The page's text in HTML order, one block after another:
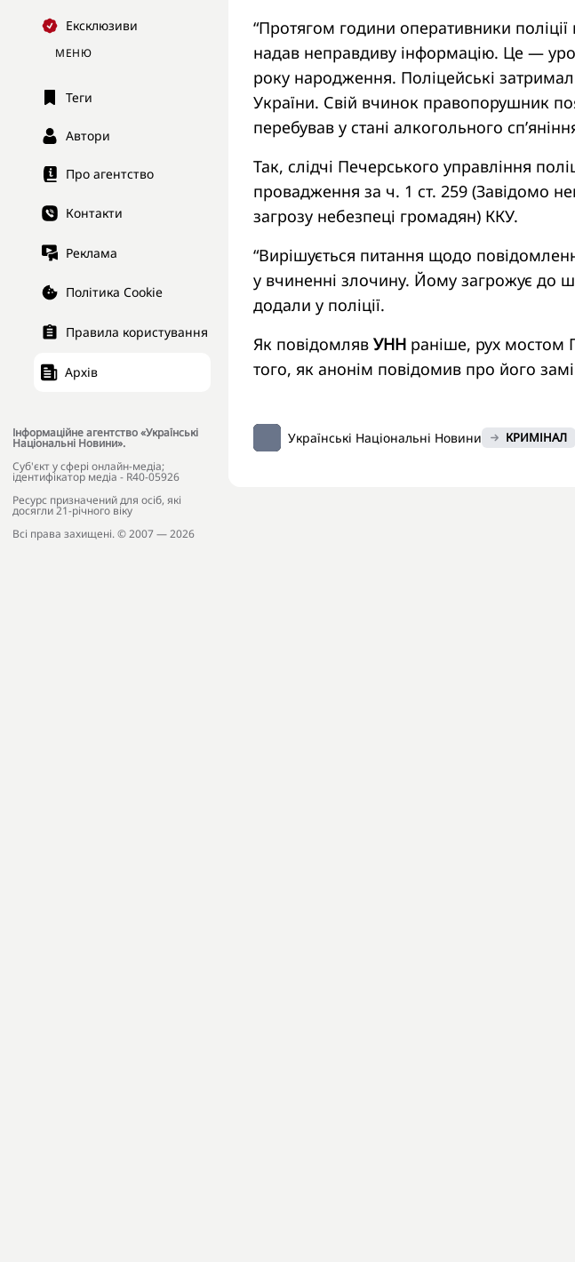
Ексклюзиви
МЕНЮ
Теги
Автори
Про агентство
Контакти
Реклама
Політика Cookie
Правила користування
Архів
Інформаційне агентство «Українські
Національні Новини».
Cуб'єкт у сфері онлайн-медіа;
ідентифікатор медіа - R40-05926
Ресурс призначений для осіб, які
досягли 21-річного віку
Всі права захищені. © 2007 — 2026
“Протягом години оперативники
надав неправдиву інформацію. Це —
року народження. Поліцейські
України. Свій вчинок правопорушник
перебував у стані алкогольного
Так, слідчі Печерського управління
провадження за ч. 1 ст. 259 (Завідомо
загрозу небезпеці громадян) ККУ.
“Вирішується питання щодо
у вчиненні злочину. Йому загрожує до
додали у поліції.
Як повідомляв УНН раніше, рух мостом
того, як анонім повідомив про його
Українські Національні Новини КРИМІНАЛ